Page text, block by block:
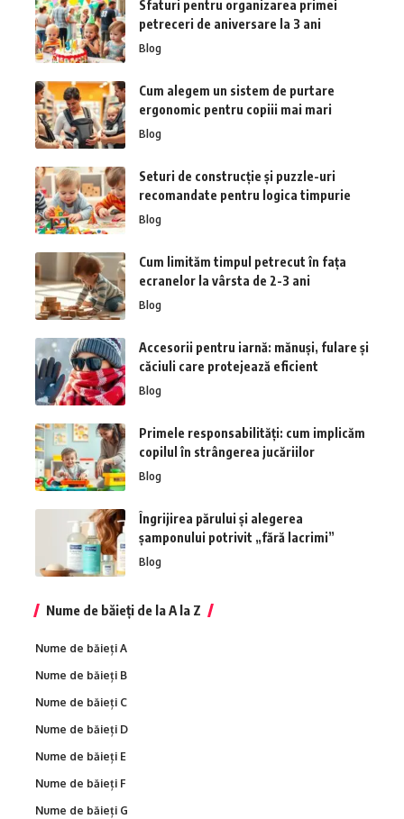
Sfaturi pentru organizarea primei
petreceri de aniversare la 3 ani
Blog
Cum alegem un sistem de purtare
ergonomic pentru copiii mai mari
Blog
Seturi de construcție și puzzle-uri
recomandate pentru logica timpurie
Blog
Cum limităm timpul petrecut în fața
ecranelor la vârsta de 2-3 ani
Blog
Accesorii pentru iarnă: mănuși, fulare și
căciuli care protejează eficient
Blog
Primele responsabilități: cum implicăm
copilul în strângerea jucăriilor
Blog
Îngrijirea părului și alegerea
șamponului potrivit „fără lacrimi”
Blog
Nume de băieți de la A la Z
Nume de băieți A
Nume de băieți B
Nume de băieți C
Nume de băieți D
Nume de băieți E
Nume de băieți F
Nume de băieți G